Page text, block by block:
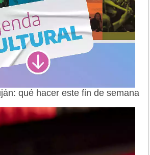
qué hacer este fin de semana